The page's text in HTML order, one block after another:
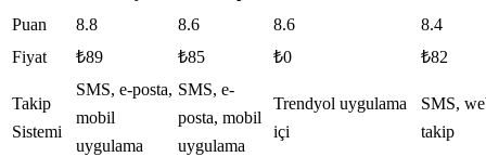
Puan
8.8 8.6 8.6
8.4
Fiyat
₺89 ₺85 ₺0 ₺82
Takip
Sistemi
SMS, e-posta,
mobil
uygulama
SMS, e-
posta, mobil
uygulama
Trendyol uygulama
içi
SMS,
takip